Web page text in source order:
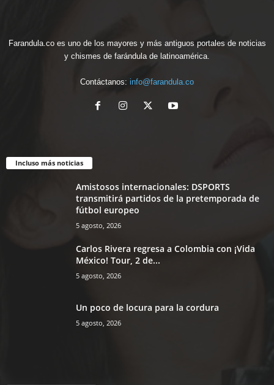
Farandula.co es uno de los mayores y más antiguos portales de noticias
y chismes de farándula de latinoamérica.
Contáctanos: info@farandula.co
Incluso más noticias
Amistosos internacionales: DSPORTS
transmitirá partidos de la pretemporada de
fútbol europeo
5 agosto, 2026
Carlos Rivera regresa a Colombia con ¡Vida
México! Tour, 2 de...
5 agosto, 2026
Un poco de locura para la cordura
5 agosto, 2026